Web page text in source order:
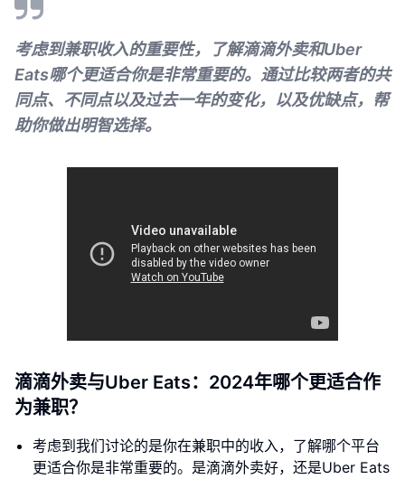
考虑到兼职收入的重要性，了解滴滴外卖和Uber
Eats哪个更适合你是非常重要的。通过比较两者的共
同点、不同点以及过去一年的变化，以及优缺点，帮
助你做出明智选择。
滴滴外卖与Uber Eats：2024年哪个更适合作
为兼职？
考虑到我们讨论的是你在兼职中的收入，了解哪个平台
更适合你是非常重要的。是滴滴外卖好，还是Uber Eats